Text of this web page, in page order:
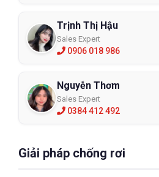
Trịnh Thị Hậu
Sales Expert
0906 018 986
Nguyễn Thơm
Sales Expert
0384 412 492
Giải pháp chống rơi